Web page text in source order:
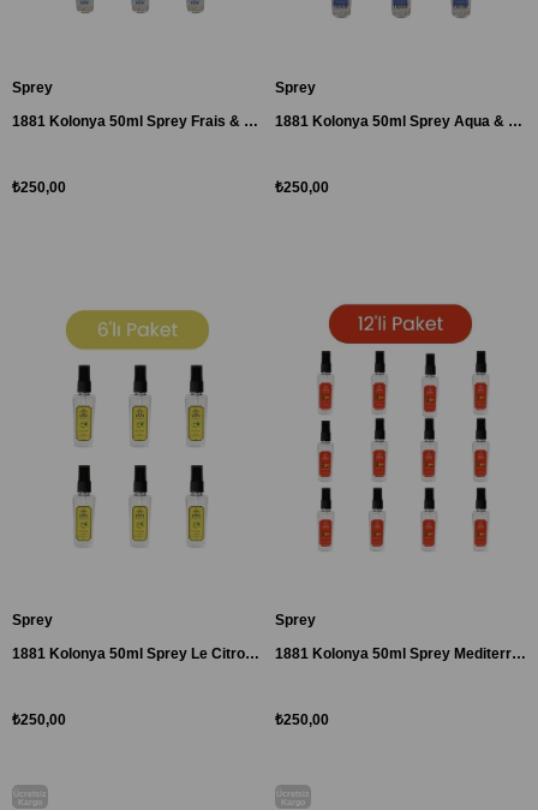
Sprey
1881 Kolonya 50ml Sprey Frais & Refrehing-Yeni Tasarım 6'lı Paket
₺250,00
Sprey
1881 Kolonya 50ml Sprey Aqua & Les Hommes-Yeni Tasarım 6'lı Paket
₺250,00
Sprey
1881 Kolonya 50ml Sprey Le Citron Lemon 6'lı Paket
₺250,00
Sprey
1881 Kolonya 50ml Sprey Mediterranee & Mandarine 6'lı Paket
₺250,00
Ücretsiz
Kargo
Ücretsiz
Kargo